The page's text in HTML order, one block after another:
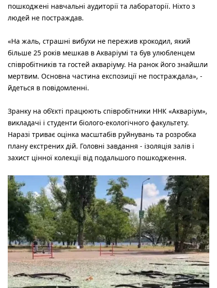
пошкоджені навчальні аудиторії та лабораторії. Ніхто з
людей не постраждав.
«На жаль, страшні вибухи не пережив крокодил, який
більше 25 років мешкав в Акваріумі та був улюбленцем
співробітників та гостей акваріуму. На ранок його знайшли
мертвим. Основна частина експозиції не постраждала», -
йдеться в повідомленні.
Зранку на об’єкті працюють співробітники ННК «Акваріум»,
викладачі і студенти біолого-екологічного факультету.
Наразі триває оцінка масштабів руйнувань та розробка
плану екстрених дій. Головні завдання - ізоляція залів і
захист цінної колекції від подальшого пошкодження.